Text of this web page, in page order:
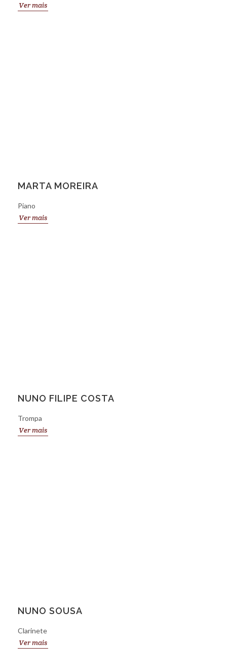
Ver mais
MARTA MOREIRA
Piano
Ver mais
NUNO FILIPE COSTA
Trompa
Ver mais
NUNO SOUSA
Clarinete
Ver mais